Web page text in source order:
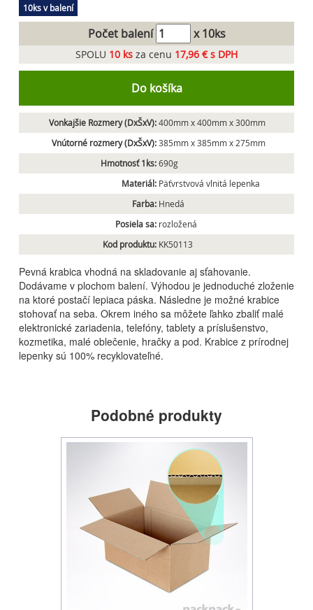
10ks v balení
Počet balení x 10ks
SPOLU 10 ks za cenu 17,96 € s DPH
Do košíka
Vonkajšie Rozmery (DxŠxV):400mm x 400mm x 300mm
Vnútorné rozmery (DxŠxV):385mm x 385mm x 275mm
Hmotnosť 1ks:690g
Materiál: Päťvrstvová vlnitá lepenka
Farba: Hnedá
Posiela sa: rozložená
Kod produktu: KK50113
Pevná krabica vhodná na skladovanie aj sťahovanie.
Dodávame v plochom balení. Výhodou je jednoduché zloženie
na ktoré postačí lepiaca páska. Následne je možné krabice
stohovať na seba. Okrem iného sa môžete ľahko zbaliť malé
elektronické zariadenia, telefóny, tablety a príslušenstvo,
kozmetika, malé oblečenie, hračky a pod. Krabice z prírodnej
lepenky sú 100% recyklovateľné.
Podobné produkty